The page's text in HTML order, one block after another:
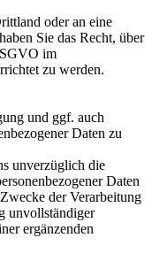
oder an eine
Sie das Recht, über
im
zu werden.
und ggf. auch
Daten zu
unverzüglich die
Daten
der Verarbeitung
unvollständiger
ergänzenden